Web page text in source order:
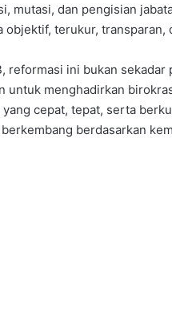
mutasi, dan pengisian
objektif, terukur,
reformasi ini bukan
untuk menghadirkan
cepat, tepat, serta
berdasarkan